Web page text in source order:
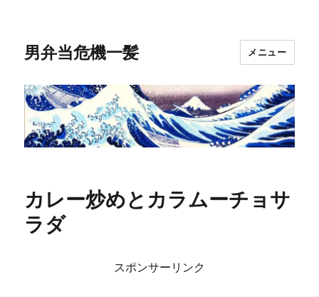
男弁当危機一髪 メニュー
カレー炒めとカラムーチョサ
ラダ
スポンサーリンク